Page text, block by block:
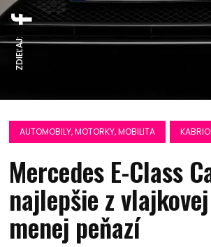
ZDIEĽAJ:
AUTOMOBILY, MOTORKY, MOBILITA
Mercedes E-Class
najlepšie z
menej peňazí